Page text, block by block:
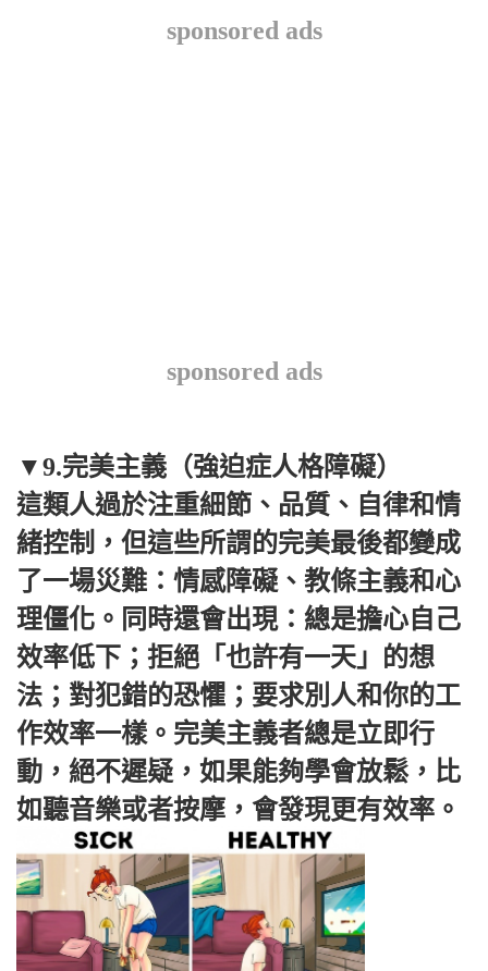
sponsored ads
sponsored ads
▼9.完美主義（強迫症人格障礙）
這類人過於注重細節、品質、自律和情
緒控制，但這些所謂的完美最後都變成
了一場災難：情感障礙、教條主義和心
理僵化。同時還會出現：總是擔心自己
效率低下；拒絕「也許有一天」的想
法；對犯錯的恐懼；要求別人和你的工
作效率一樣。完美主義者總是立即行
動，絕不遲疑，如果能夠學會放鬆，比
如聽音樂或者按摩，會發現更有效率。